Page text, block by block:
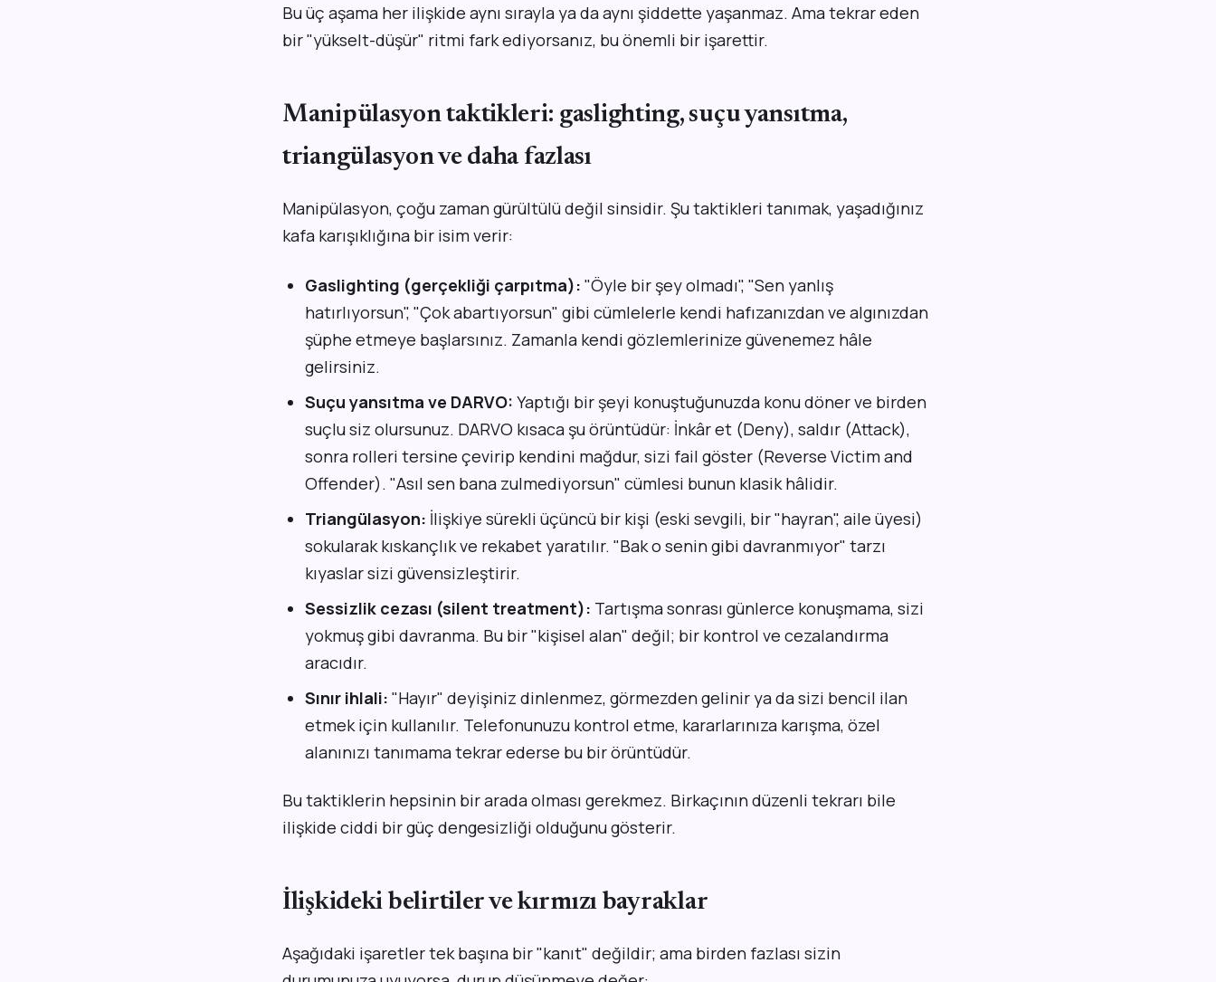
Bu üç aşama her ilişkide aynı sırayla ya da aynı şiddette yaşanmaz. Ama tekrar eden
bir "yükselt-düşür" ritmi fark ediyorsanız, bu önemli bir işarettir.
Manipülasyon taktikleri: gaslighting, suçu yansıtma,
triangülasyon ve daha fazlası
Manipülasyon, çoğu zaman gürültülü değil sinsidir. Şu taktikleri tanımak, yaşadığınız
kafa karışıklığına bir isim verir:
Gaslighting (gerçekliği çarpıtma): "Öyle bir şey olmadı", "Sen yanlış
hatırlıyorsun", "Çok abartıyorsun" gibi cümlelerle kendi hafızanızdan ve algınızdan
şüphe etmeye başlarsınız. Zamanla kendi gözlemlerinize güvenemez hâle
gelirsiniz.
Suçu yansıtma ve DARVO: Yaptığı bir şeyi konuştuğunuzda konu döner ve birden
suçlu siz olursunuz. DARVO kısaca şu örüntüdür: İnkâr et (Deny), saldır (Attack),
sonra rolleri tersine çevirip kendini mağdur, sizi fail göster (Reverse Victim and
Offender). "Asıl sen bana zulmediyorsun" cümlesi bunun klasik hâlidir.
Triangülasyon: İlişkiye sürekli üçüncü bir kişi (eski sevgili, bir "hayran", aile üyesi)
sokularak kıskançlık ve rekabet yaratılır. "Bak o senin gibi davranmıyor" tarzı
kıyaslar sizi güvensizleştirir.
Sessizlik cezası (silent treatment): Tartışma sonrası günlerce konuşmama, sizi
yokmuş gibi davranma. Bu bir "kişisel alan" değil; bir kontrol ve cezalandırma
aracıdır.
Sınır ihlali: "Hayır" deyişiniz dinlenmez, görmezden gelinir ya da sizi bencil ilan
etmek için kullanılır. Telefonunuzu kontrol etme, kararlarınıza karışma, özel
alanınızı tanımama tekrar ederse bu bir örüntüdür.
Bu taktiklerin hepsinin bir arada olması gerekmez. Birkaçının düzenli tekrarı bile
ilişkide ciddi bir güç dengesizliği olduğunu gösterir.
İlişkideki belirtiler ve kırmızı bayraklar
Aşağıdaki işaretler tek başına bir "kanıt" değildir; ama birden fazlası sizin